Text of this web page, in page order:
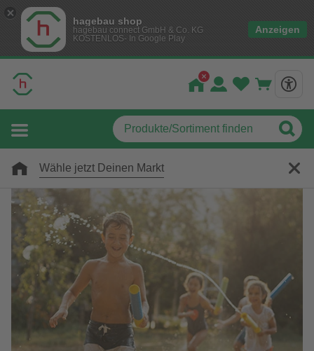
hagebau shop
hagebau connect GmbH & Co. KG
KOSTENLOS- In Google Play
Anzeigen
Wähle jetzt Deinen Markt